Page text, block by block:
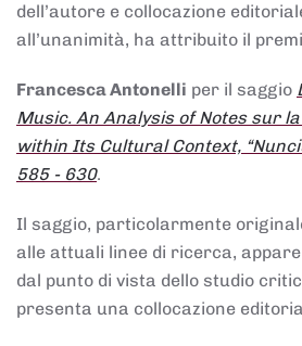
dell’autore e collocazione
all’unanimità, ha attribuito il
Francesca Antonelli per il saggio
Music. An Analysis of Notes sur
within Its Cultural Context,
585 - 630.
Il saggio, particolarmente
alle attuali linee di ricerca,
dal punto di vista dello studio
presenta una collocazione